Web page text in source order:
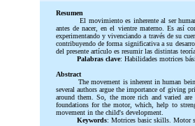
Resumen
El movimiento es inherente al ser
antes de nacer, en el vientre materno. Es así
experimentando y vivenciando a través de su
contribuyendo de forma significativa a su
del presente artículo es resumir las distintas
Palabras clave: Habilidades motrices
Abstract
The movement is inherent in human
several authors argue the importance of giving
around them. So, the more rich and varied
foundations for the motor, which, help to
movement in the child's development.
Keywords: Motrices basic skills. Motor